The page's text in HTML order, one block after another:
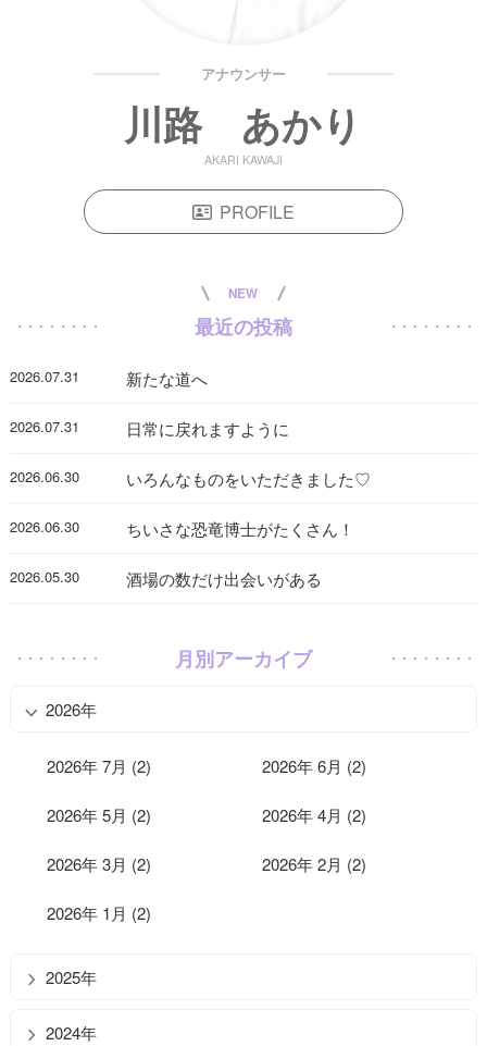
アナウンサー
川路 あかり
AKARI KAWAJI
PROFILE
NEW
最近の投稿
2026.07.31 新たな道へ
2026.07.31 日常に戻れますように
2026.06.30 いろんなものをいただきました♡
2026.06.30 ちいさな恐竜博士がたくさん！
2026.05.30 酒場の数だけ出会いがある
月別アーカイブ
2026年
2026年 7月 (2) 2026年 6月 (2)
2026年 5月 (2) 2026年 4月 (2)
2026年 3月 (2) 2026年 2月 (2)
2026年 1月 (2)
2025年
2024年